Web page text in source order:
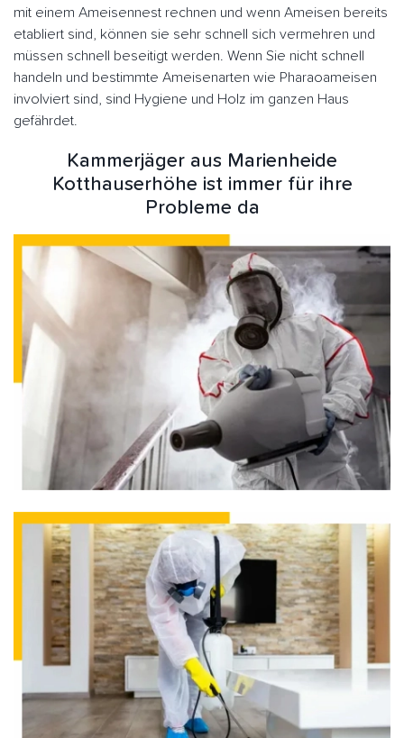
mit einem Ameisennest rechnen und wenn Ameisen bereits
etabliert sind, können sie sehr schnell sich vermehren und
müssen schnell beseitigt werden. Wenn Sie nicht schnell
handeln und bestimmte Ameisenarten wie Pharaoameisen
involviert sind, sind Hygiene und Holz im ganzen Haus
gefährdet.
Kammerjäger aus Marienheide
Kotthauserhöhe ist immer für ihre
Probleme da